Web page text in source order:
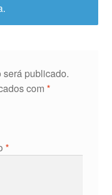
publicado.
com *
*